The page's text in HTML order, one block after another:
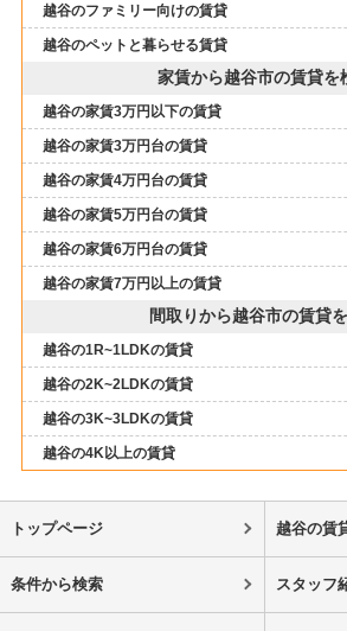
越谷のファミリー向けの賃貸
越谷のペットと暮らせる賃貸
家賃から越谷市の賃貸を
越谷の家賃3万円以下の賃貸
越谷の家賃3万円台の賃貸
越谷の家賃4万円台の賃貸
越谷の家賃5万円台の賃貸
越谷の家賃6万円台の賃貸
越谷の家賃7万円以上の賃貸
間取りから越谷市の賃貸
越谷の1R~1LDKの賃貸
越谷の2K~2LDKの賃貸
越谷の3K~3LDKの賃貸
越谷の4K以上の賃貸
トップページ 越谷の賃
条件から検索 スタッフ